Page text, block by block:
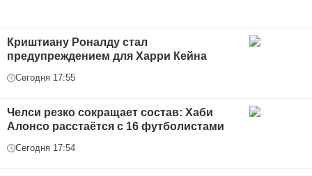
Криштиану Роналду стал
предупреждением для Харри Кейна
Сегодня 17:55
Челси резко сокращает состав: Хаби
Алонсо расстаётся с 16 футболистами
Сегодня 17:54